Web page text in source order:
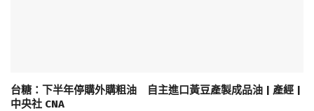
台糖：下半年停購外購粗油 自主進口黃豆產製成品油 | 產經 |
中央社 CNA